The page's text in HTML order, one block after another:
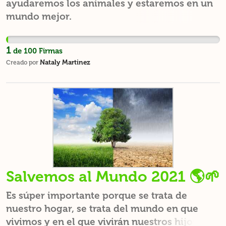
ayudaremos los animales y estaremos en un
mundo mejor.
1 de 100 Firmas
Creado por Nataly Martinez
Salvemos al Mundo 2021 🌎🌱
Es súper importante porque se trata de
nuestro hogar, se trata del mundo en que
vivimos y en el que vivirán nuestros hijos y